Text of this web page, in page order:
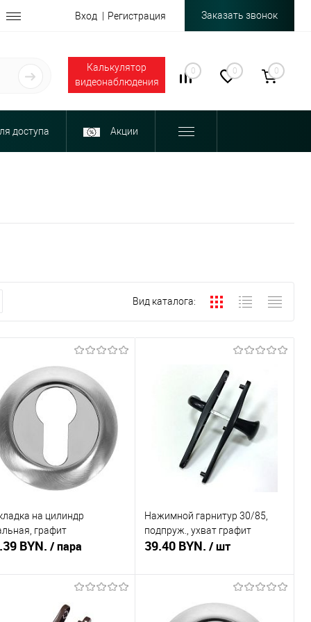
Вход Регистрация Заказать звонок
Калькулятор
видеонаблюдения
0 0 0
доступа Акции
Вид каталога:
на цилиндр
графит
BYN. / пара
Подписаться
Нажимной гарнитур 30/85,
подпруж., ухват графит
39.40 BYN. / шт
Подписаться